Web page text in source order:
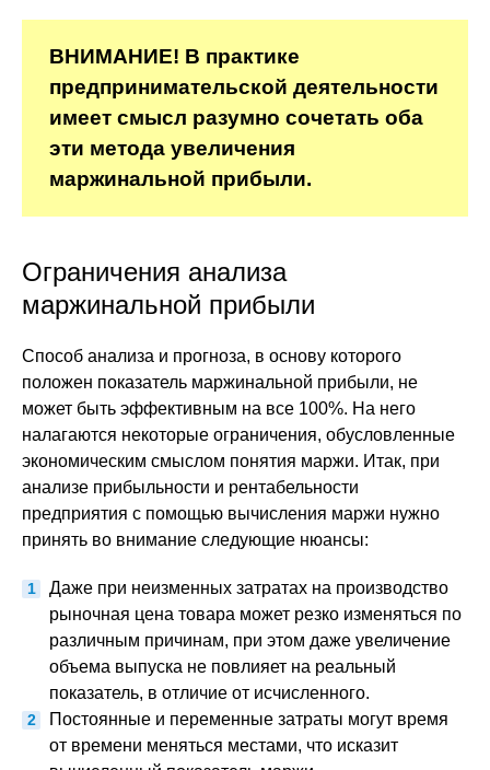
ВНИМАНИЕ! В практике
предпринимательской деятельности
имеет смысл разумно сочетать оба
эти метода увеличения
маржинальной прибыли.
Ограничения анализа
маржинальной прибыли
Способ анализа и прогноза, в основу которого
положен показатель маржинальной прибыли, не
может быть эффективным на все 100%. На него
налагаются некоторые ограничения, обусловленные
экономическим смыслом понятия маржи. Итак, при
анализе прибыльности и рентабельности
предприятия с помощью вычисления маржи нужно
принять во внимание следующие нюансы:
Даже при неизменных затратах на производство
рыночная цена товара может резко изменяться по
различным причинам, при этом даже увеличение
объема выпуска не повлияет на реальный
показатель, в отличие от исчисленного.
Постоянные и переменные затраты могут время
от времени меняться местами, что исказит